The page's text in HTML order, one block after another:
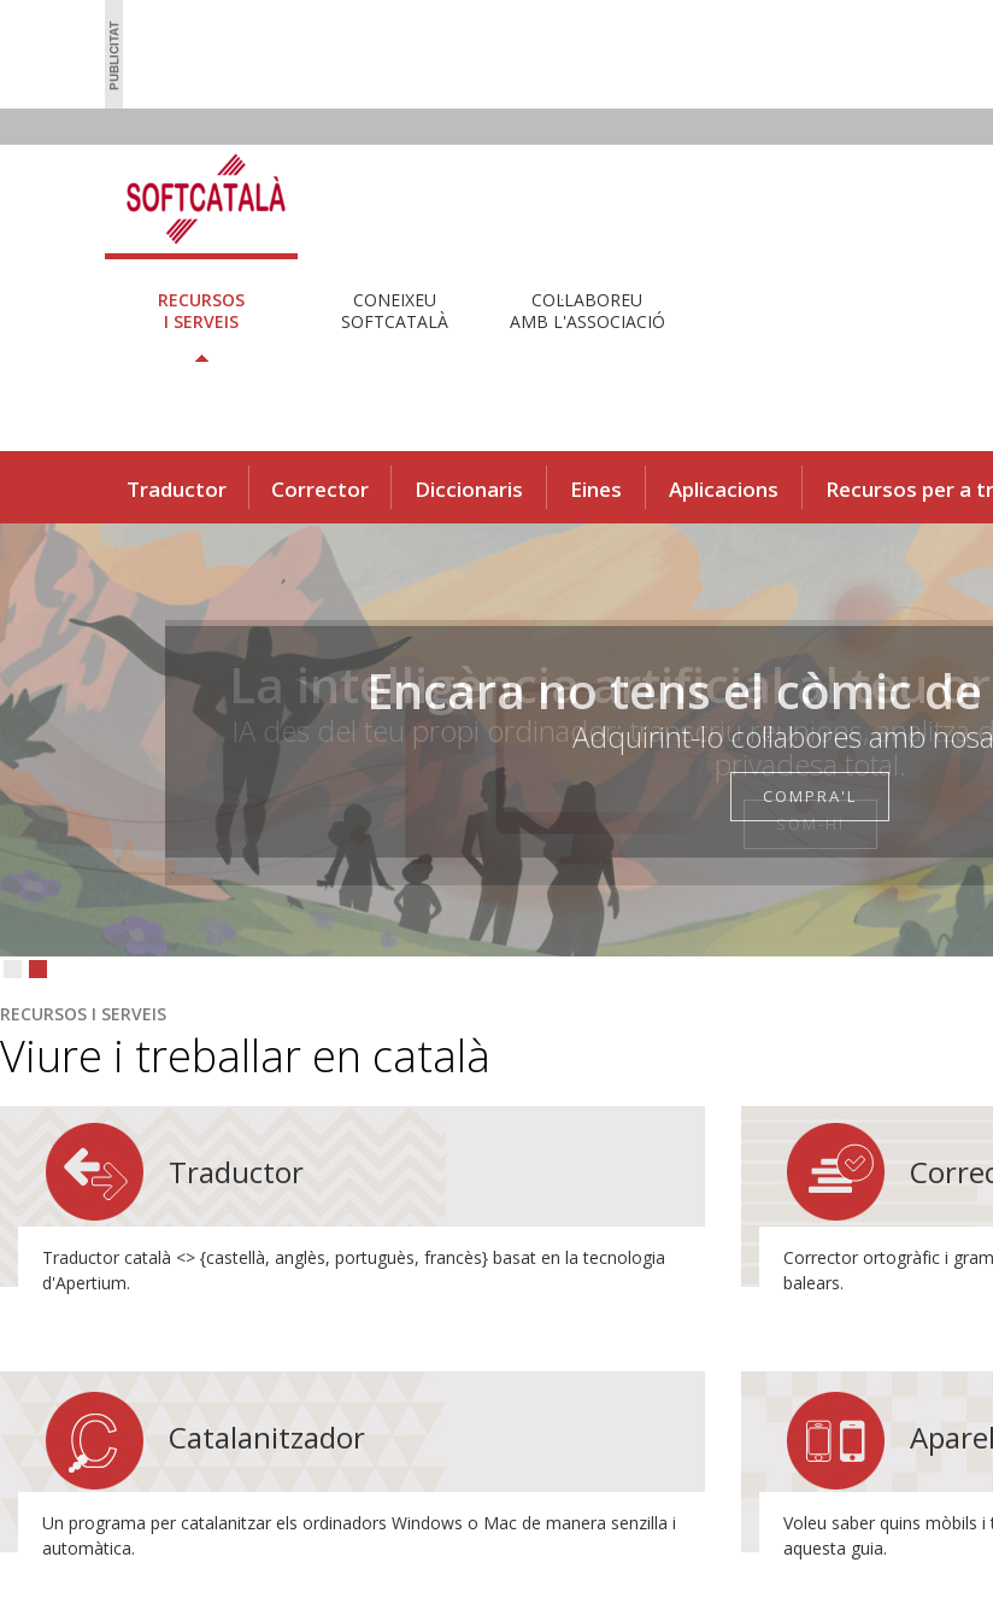
RECURSOS
I SERVEIS
CONEIXEU
SOFTCATALÀ
COL·LABOREU
AMB L'ASSOCIACIÓ
Traductor Corrector Diccionaris Eines Aplicacions Recursos per a
La intel·ligència artificial al teu
IA des del teu propi ordinador: transcriu reunions, analitza
privadesa total.
SOM-HI
Encara no tens el còmic
Adquirint-lo col·labores amb
COMPRA'L
RECURSOS I SERVEIS
Viure i treballar en català
Traductor
Traductor català <> {castellà, anglès, portuguès, francès} basat en la tecnologia
d'Apertium.
Corrector ortogràfic i
balears.
Catalanitzador
Un programa per catalanitzar els ordinadors Windows o Mac de manera senzilla i
automàtica.
Voleu saber quins mòbils
aquesta guia.